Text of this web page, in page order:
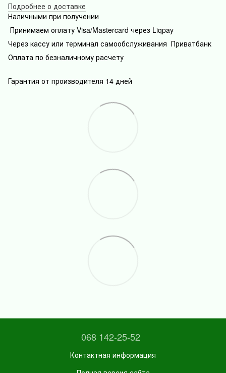
Подробнее о доставке
Наличными при получении
Принимаем оплату Visa/Mastercard через Liqpay
Через кассу или терминал самообслуживания Приватбанк
Оплата по безналичному расчету
Гарантия от производителя 14 дней
068 142-25-52
Контактная информация